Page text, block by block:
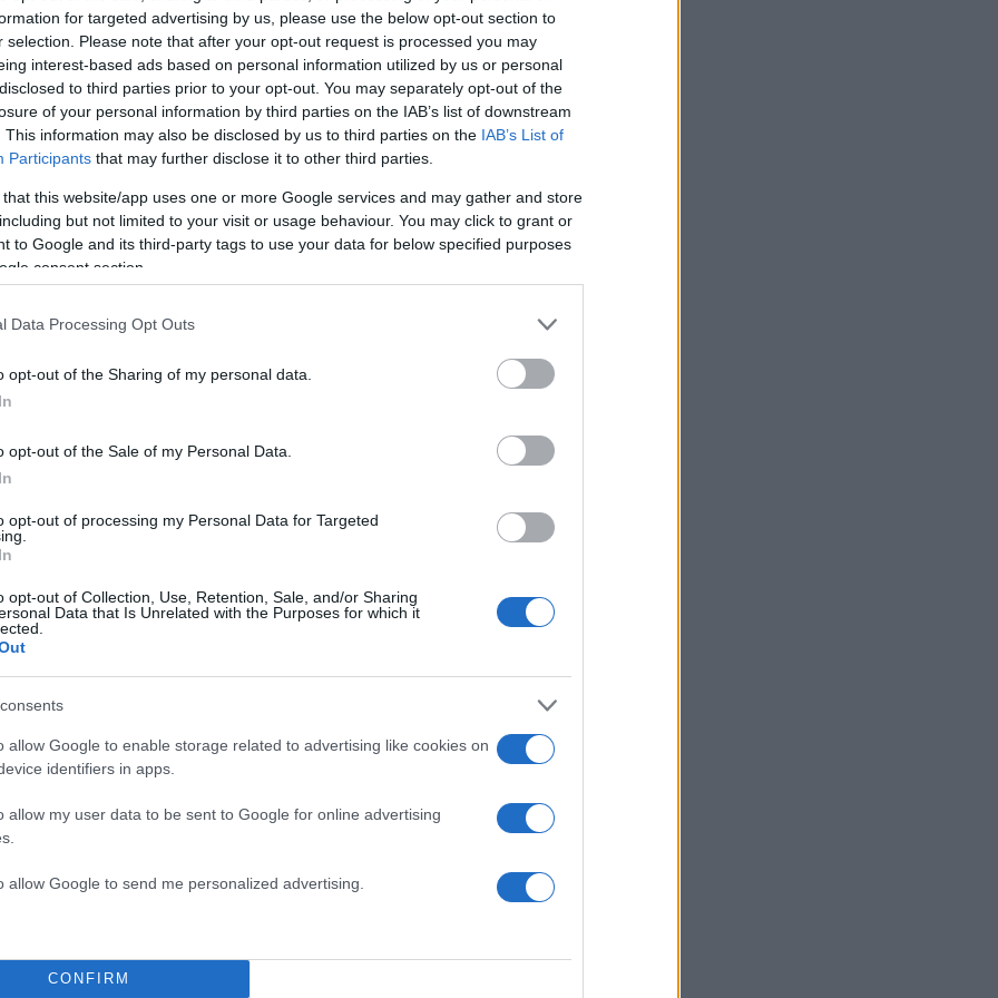
for targeted advertising by us, please use the below opt-out section to
selection. Please note that after your opt-out request is processed you may
interest-based ads based on personal information utilized by us or personal
to third parties prior to your opt-out. You may separately opt-out of the
of your personal information by third parties on the IAB’s list of downstream
This information may also be disclosed by us to third parties on the IAB’s List of
Participants that may further disclose it to other third parties.
that this website/app uses one or more Google services and may gather and store
but not limited to your visit or usage behaviour. You may click to grant or
to Google and its third-party tags to use your data for below specified purposes
consent section.
Data Processing Opt Outs
opt-out of the Sharing of my personal data.
opt-out of the Sale of my Personal Data.
opt-out of processing my Personal Data for Targeted
opt-out of Collection, Use, Retention, Sale, and/or Sharing
Data that Is Unrelated with the Purposes for which it
allow Google to enable storage related to advertising like cookies on
identifiers in apps.
allow my user data to be sent to Google for online advertising
allow Google to send me personalized advertising.
CONFIRM
προστάτη απαιτείται μία μέρα
σύμφωνα με τον καθηγητή, γίνεται είτε με τοπική, είτε με
κάθε ένεση διαρκεί 9 δευτερόλεπτα, και ανάλογα με το
μπορεί να χρειαστεί από 2-3 ίσως και 4 ενέσεις στην
Οι ασθενείς όμως θα πρέπει να γνωρίζουν το
στο νοσοκομείο μόνο μία μέρα, στο σπίτι τους θα πάνε
υπολογίζουμε ότι ένας ασθενής με 50-60-70
θα κρατήσει τον καθετήρα για μία εβδομάδα».
κλασσική προστατεκτομή, τα πλεονεκτήματα όπως λέει ο
δεν υπάρχει απώλεια αίματος, δεν επηρεάζεται η
χρόνος είναι πολύ μικρός, η αναισθησία είναι
δεν απαιτείται πολυήμερη νοσηλεία και ο ασθενής
καθημερινές του δραστηριότητες. Όσον αφορά τις
Ουρολογίας αναφέρει ότι υπάρχουν σε ασθενείς
σφικτήρα (σσ συσκευή αντιμετώπισης ακράτειας) ή
καλό είναι ασθενείς που παίρνουν αντιπηκτικά να τα
πλήττει έναν στους δύο άντρες
αποτελέσματα σε σχέση με τα ποσοστά επιτυχίας της